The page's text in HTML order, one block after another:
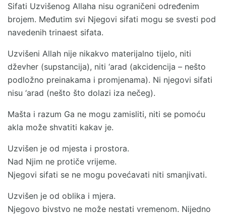
Sifati Uzvišenog Allaha nisu ograničeni određenim
brojem. Međutim svi Njegovi sifati mogu se svesti pod
navedenih trinaest sifata.
Uzvišeni Allah nije nikakvo materijalno tijelo, niti
dževher (supstancija), niti ‘arad (akcidencija – nešto
podložno preinakama i promjenama). Ni njegovi sifati
nisu ‘arad (nešto što dolazi iza nečeg).
Mašta i razum Ga ne mogu zamisliti, niti se pomoću
akla može shvatiti kakav je.
Uzvišen je od mjesta i prostora.
Nad Njim ne protiče vrijeme.
Njegovi sifati se ne mogu povećavati niti smanjivati.
Uzvišen je od oblika i mjera.
Njegovo bivstvo ne može nestati vremenom. Nijedno